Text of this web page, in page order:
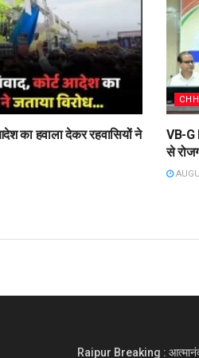
का हवाला देकर रहवासियों ने
VB-G
से
Raipur Breaking : आत्मानंद